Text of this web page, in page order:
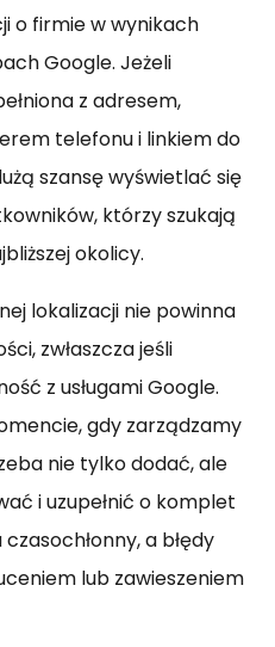
o firmie w wynikach
Google. Jeżeli
z adresem,
telefonu i linkiem do
szansę wyświetlać się
którzy szukają
okolicy.
lokalizacji nie powinna
zwłaszcza jeśli
z usługami Google.
gdy zarządzamy
nie tylko dodać, ale
i uzupełnić o komplet
a błędy
lub zawieszeniem